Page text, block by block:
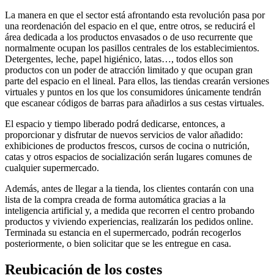
La manera en que el sector está afrontando esta revolución pasa por
una reordenación del espacio en el que, entre otros, se reducirá el
área dedicada a los productos envasados o de uso recurrente que
normalmente ocupan los pasillos centrales de los establecimientos.
Detergentes, leche, papel higiénico, latas…, todos ellos son
productos con un poder de atracción limitado y que ocupan gran
parte del espacio en el lineal. Para ellos, las tiendas crearán versiones
virtuales y puntos en los que los consumidores únicamente tendrán
que escanear códigos de barras para añadirlos a sus cestas virtuales.
El espacio y tiempo liberado podrá dedicarse, entonces, a
proporcionar y disfrutar de nuevos servicios de valor añadido:
exhibiciones de productos frescos, cursos de cocina o nutrición,
catas y otros espacios de socialización serán lugares comunes de
cualquier supermercado.
Además, antes de llegar a la tienda, los clientes contarán con una
lista de la compra creada de forma automática gracias a la
inteligencia artificial y, a medida que recorren el centro probando
productos y viviendo experiencias, realizarán los pedidos online.
Terminada su estancia en el supermercado, podrán recogerlos
posteriormente, o bien solicitar que se les entregue en casa.
Reubicación de los costes